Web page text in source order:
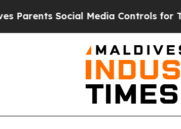
Media Controls for Their Kids.